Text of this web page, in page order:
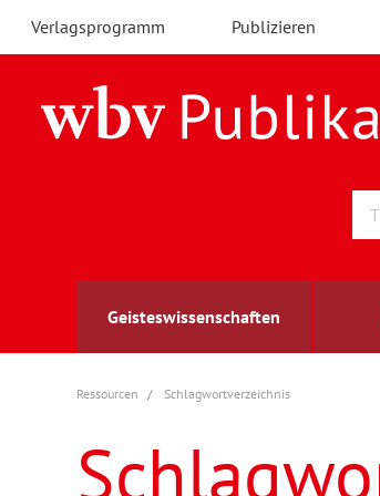
Verlagsprogramm Publizieren
Geisteswissenschaften
Archäologie
Berufs- und Wirtschaftspädagogik
Arbeitsmarktforschung
Außenwirtschaft
berufsbildung
Ressourcen Schlagwortverzeichnis